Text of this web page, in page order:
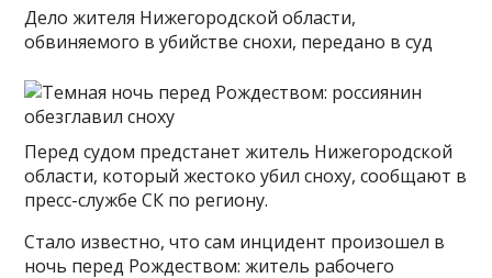
Дело жителя Нижегородской области,
обвиняемого в убийстве снохи, передано в суд
Перед судом предстанет житель Нижегородской
области, который жестоко убил сноху, сообщают в
пресс-службе СК по региону.
Стало известно, что сам инцидент произошел в
ночь перед Рождеством: житель рабочего